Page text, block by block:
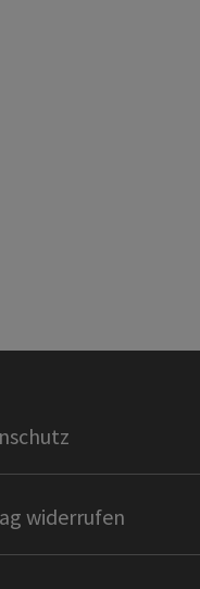
widerrufen